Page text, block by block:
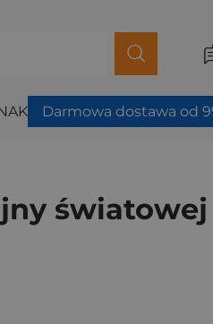
Darmowa dostawa od
światowej